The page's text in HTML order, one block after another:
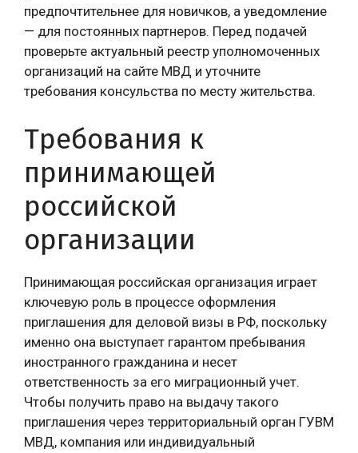
предпочтительнее для новичков, а уведомление
— для постоянных партнеров. Перед подачей
проверьте актуальный реестр уполномоченных
организаций на сайте МВД и уточните
требования консульства по месту жительства.
Требования к
принимающей
российской
организации
Принимающая российская организация играет
ключевую роль в процессе оформления
приглашения для деловой визы в РФ, поскольку
именно она выступает гарантом пребывания
иностранного гражданина и несет
ответственность за его миграционный учет.
Чтобы получить право на выдачу такого
приглашения через территориальный орган ГУВМ
МВД, компания или индивидуальный